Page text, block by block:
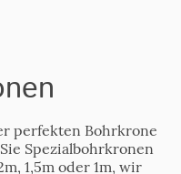
perfekten Bohrkrone
Spezialbohrkronen
1,5m oder 1m, wir